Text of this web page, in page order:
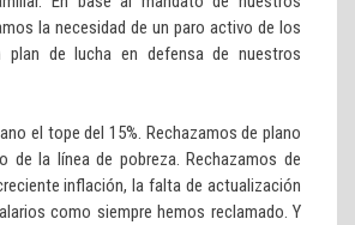
la necesidad de un paro activo de los
plan de lucha en defensa de nuestros
el tope del 15%. Rechazamos de plano
de la línea de pobreza. Rechazamos de
inflación, la falta de actualización
como siempre hemos reclamado. Y